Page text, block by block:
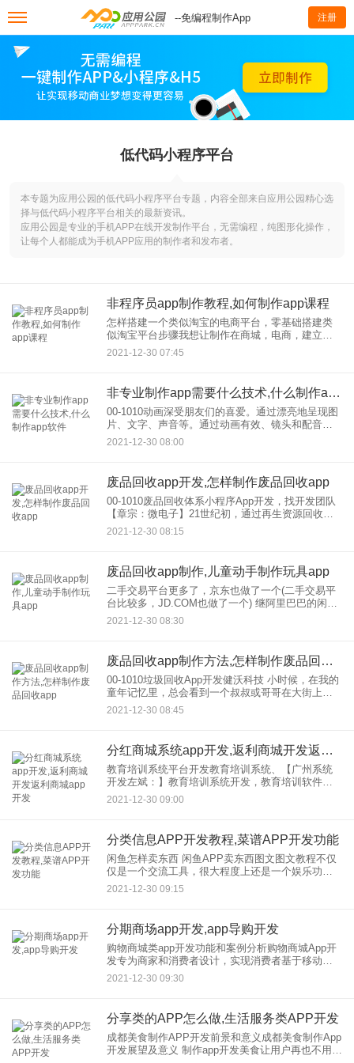
--免编程制作App 注册
低代码小程序平台
本专题为应用公园的低代码小程序平台专题，内容全部来自应用公园精心选
择与低代码小程序平台相关的最新资讯。
应用公园是专业的手机APP在线开发制作平台，无需编程，纯图形化操作，
让每个人都能成为手机APP应用的制作者和发布者。
非程序员app制作教程,如何制作app课程
怎样搭建一个类似淘宝的电商平台，零基础搭建类
似淘宝平台步骤我想让制作在商城，电商，建立一
个类似淘宝的平台，商家可以在这里购物。像淘宝
这样的应用，多少钱大概要花多少钱？ 打造这么复
2021-12-30 07:45
非专业制作app需要什么技术,什么制作app软件
00-1010动画深受朋友们的喜爱。通过漂亮地呈现图
片、文字、声音等。通过动画有效、镜头和配音，
flash已经是制作知名的动画软件。flash动画除了
flash还有什么软件？本文从易到难介绍了几种制作
2021-12-30 08:00
废品回收app开发,怎样制作废品回收app
00-1010废品回收体系小程序App开发，找开发团队
【章宗：微电子】21世纪初，通过再生资源回收体
系建设试点工作，初步形成了“回收网点分拣中心配
送市场”三位一体的回收体系，适应了当时的社会基
2021-12-30 08:15
废品回收app制作,儿童动手制作玩具app
二手交易平台更多了，京东也做了一个(二手交易平
台比较多，JD.COM也做了一个) 继阿里巴巴的闲
鱼、58同城转等二手交易平台之后，JD.COM也开始
试水二手电商 近日，JD.COM悄悄推
2021-12-30 08:30
废品回收app制作方法,怎样制作废品回收app
00-1010垃圾回收App开发健沃科技 小时候，在我的
童年记忆里，总会看到一个叔叔或哥哥在大街上，
用脚盯着三轮车，嘴里喊着要回收旧家电、废品，
或者只是收集垃圾。随着年龄的增长，城市的变
2021-12-30 08:45
分红商城系统app开发,返利商城开发返利商城app开发
教育培训系统平台开发教育培训系统、【广州系统
开发左斌：】教育培训系统开发，教育培训软件开
发，教育培训app开发，教育培训系统软件、教育培
训系统模型开发、教育培训系统平台开发、教育培
2021-12-30 09:00
分类信息APP开发教程,菜谱APP开发功能
闲鱼怎样卖东西 闲鱼APP卖东西图文图文教程不仅
仅是一个交流工具，很大程度上还是一个娱乐功
能。还要认真学习一些小知识！ 很多朋友不知道怎
么在闲鱼APP上卖东西赚钱。接下来，边肖将为大
2021-12-30 09:15
分期商场app开发,app导购开发
购物商城类app开发功能和案例分析购物商城App开
发专为商家和消费者设计，实现消费者基于移动终
端的线上购物。 在商场购物不再需要寻找世界各地
的店铺，购物商城APP的用户可以轻松解决找路问
2021-12-30 09:30
分享类的APP怎么做,生活服务类APP开发
成都美食制作APP开发前景和意义成都美食制作App
开发展望及意义 制作app开发美食让用户再也不用担